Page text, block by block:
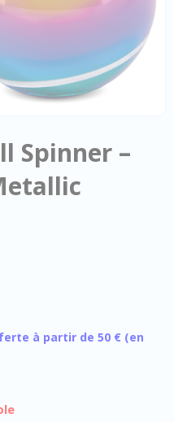
Spinner –
à partir de 50 € (en